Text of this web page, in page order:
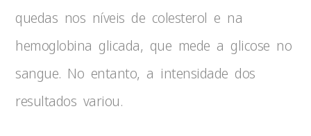
quedas nos níveis de colesterol e na
hemoglobina glicada, que mede a glicose no
sangue. No entanto, a intensidade dos
resultados variou.